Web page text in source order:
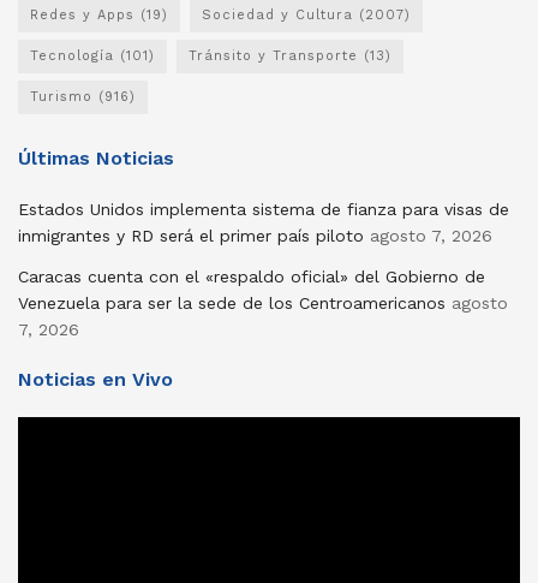
Redes y Apps (19) Sociedad y Cultura (2007)
Tecnología (101) Tránsito y Transporte (13)
Turismo (916)
Últimas Noticias
Estados Unidos implementa sistema de fianza para visas de
inmigrantes y RD será el primer país piloto agosto 7, 2026
Caracas cuenta con el «respaldo oficial» del Gobierno de
Venezuela para ser la sede de los Centroamericanos agosto
7, 2026
Noticias en Vivo